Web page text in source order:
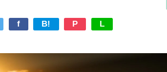
f B! P L